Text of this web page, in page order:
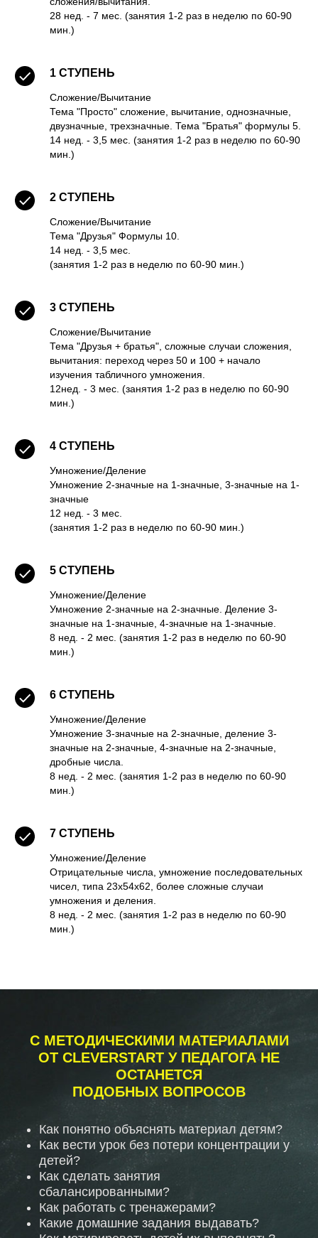
28 нед. - 7 мес. (занятия 1-2 раз в неделю по 60-90
мин.)
1 СТУПЕНЬ
Сложение/Вычитание
Тема "Просто" сложение, вычитание, однозначные,
двузначные, трехзначные. Тема "Братья" формулы 5.
14 нед. - 3,5 мес. (занятия 1-2 раз в неделю по 60-90
мин.)
2 СТУПЕНЬ
Сложение/Вычитание
Тема "Друзья" Формулы 10.
14 нед. - 3,5 мес.
(занятия 1-2 раз в неделю по 60-90 мин.)
3 СТУПЕНЬ
Сложение/Вычитание
Тема "Друзья + братья", сложные случаи сложения,
вычитания: переход через 50 и 100 + начало
изучения табличного умножения.
12нед. - 3 мес. (занятия 1-2 раз в неделю по 60-90
мин.)
4 СТУПЕНЬ
Умножение/Деление
Умножение 2-значные на 1-значные, 3-значные на 1-
значные
12 нед. - 3 мес.
(занятия 1-2 раз в неделю по 60-90 мин.)
5 СТУПЕНЬ
Умножение/Деление
Умножение 2-значные на 2-значные. Деление 3-
значные на 1-значные, 4-значные на 1-значные.
8 нед. - 2 мес. (занятия 1-2 раз в неделю по 60-90
мин.)
6 СТУПЕНЬ
Умножение/Деление
Умножение 3-значные на 2-значные, деление 3-
значные на 2-значные, 4-значные на 2-значные,
дробные числа.
8 нед. - 2 мес. (занятия 1-2 раз в неделю по 60-90
мин.)
7 СТУПЕНЬ
Умножение/Деление
Отрицательные числа, умножение последовательных
чисел, типа 23x54x62, более сложные случаи
умножения и деления.
8 нед. - 2 мес. (занятия 1-2 раз в неделю по 60-90
мин.)
С МЕТОДИЧЕСКИМИ МАТЕРИАЛАМИ
ОТ CLEVERSTART У ПЕДАГОГА НЕ
ОСТАНЕТСЯ
ПОДОБНЫХ ВОПРОСОВ
Как понятно объяснять материал детям?
Как вести урок без потери концентрации у
детей?
Как сделать занятия
сбалансированными?
Как работать с тренажерами?
Какие домашние задания выдавать?